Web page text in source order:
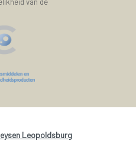
Leopoldsburg